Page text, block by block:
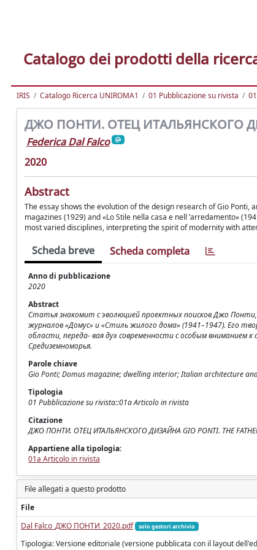
Catalogo dei prodotti della
IRIS Catalogo Ricerca UNIROMA1 01 Pubblicazione su rivista
ДЖО ПОНТИ. ОТЕЦ ИТАЛЬЯНСКОГО
Federica Dal Falco
2020
Abstract
The essay shows the evolution of the design research of Gio Ponti,
magazines (1929) and «Lo Stile nella casa e nell ’arredamento»
most varied disciplines, interpreting the spirit of modernity with
Scheda breve Scheda completa
Anno di pubblicazione
2020
Abstract
Статья знакомит с эволюцией проектных поисков Джо
журналов «Домус» и «Стиль жилого дома» (1941–1947). Его
области, переда- вая дух современности с особым вниманием
Средиземноморья.
Parole chiave
Gio Ponti; Domus magazine; dwelling interior; Italian architecture
Tipologia
01 Pubblicazione su rivista::01a Articolo in rivista
Citazione
ДЖО ПОНТИ. ОТЕЦ ИТАЛЬЯНСКОГО ДИЗАЙНА GIO PONTI. THE FATHER
Appartiene alla tipologia:
01a Articolo in rivista
File allegati a questo prodotto
File
Dal Falco_ДЖО ПОНТИ_2020.pdf
solo gestori archivio
Tipologia: Versione editoriale (versione pubblicata con il layout